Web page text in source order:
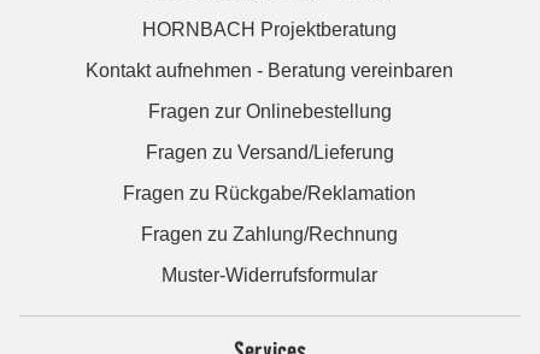
HORNBACH Projektberatung
Kontakt aufnehmen - Beratung vereinbaren
Fragen zur Onlinebestellung
Fragen zu Versand/Lieferung
Fragen zu Rückgabe/Reklamation
Fragen zu Zahlung/Rechnung
Muster-Widerrufsformular